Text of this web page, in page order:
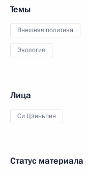
Темы
Внешняя политика
Экология
Лица
Си Цзиньпин
Статус материала